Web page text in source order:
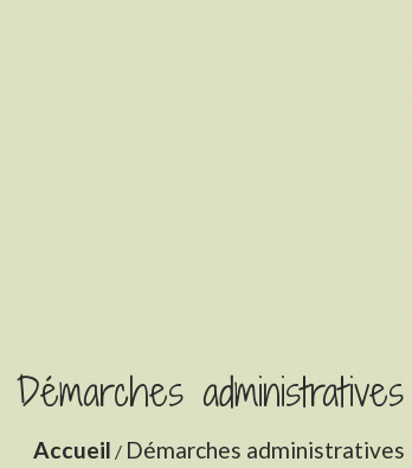
Démarches administratives
Accueil / Démarches administratives